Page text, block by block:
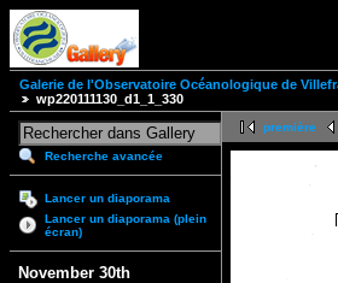
Galerie de l'Observatoire Océanologique de
wp220111130_d1_1_330
Recherche avancée
Lancer un diaporama
Lancer un diaporama (plein
écran)
November 30th
première